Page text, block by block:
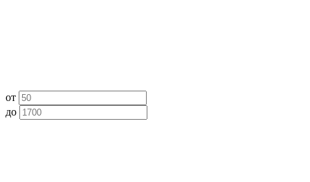
от
до